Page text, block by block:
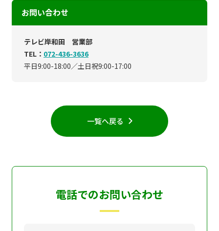
企業情報
採用情報
契約約款
番組放送基準
放送番組審議会
よくある質問
マスコットファミリー
お問い合わせ
テレビ岸和田 営業部
TEL： 072-436-3636
平日9:00-18:00／土日祝9:00-17:00
一覧へ戻る
電話でのお問い合わせ